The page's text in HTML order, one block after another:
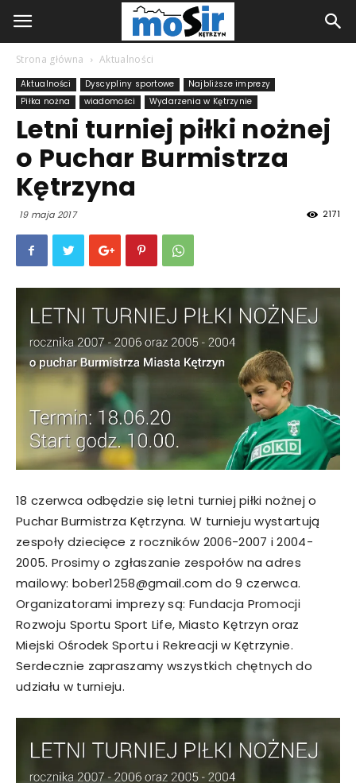
Strona główna Aktualności
Aktualności Dyscypliny sportowe
Najbliższe imprezy
Piłka nożna
wiadomości Wydarzenia w Kętrzynie
Letni turniej piłki nożnej
o Puchar Burmistrza
Kętrzyna
19 maja 2017 2171
18 czerwca odbędzie się letni turniej piłki nożnej o
Puchar Burmistrza Kętrzyna. W turnieju wystartują
zespoły dziecięce z roczników 2006-2007 i 2004-
2005. Prosimy o zgłaszanie zespołów na adres
mailowy: bober1258@gmail.com do 9 czerwca.
Organizatorami imprezy są: Fundacja Promocji
Rozwoju Sportu Sport Life, Miasto Kętrzyn oraz
Miejski Ośrodek Sportu i Rekreacji w Kętrzynie.
Serdecznie zapraszamy wszystkich chętnych do
udziału w turnieju.